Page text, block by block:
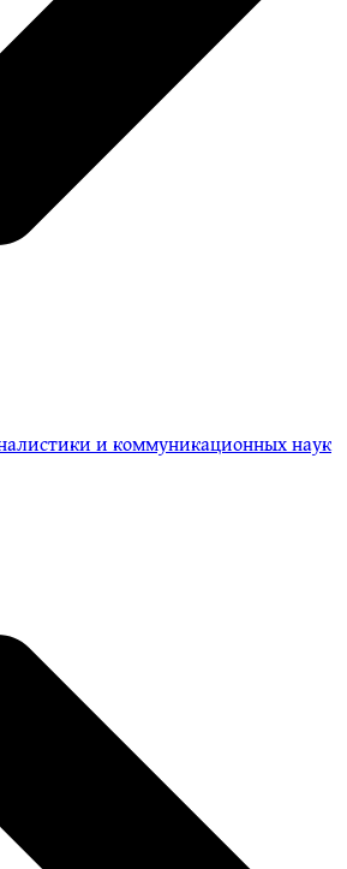
и коммуникационных наук